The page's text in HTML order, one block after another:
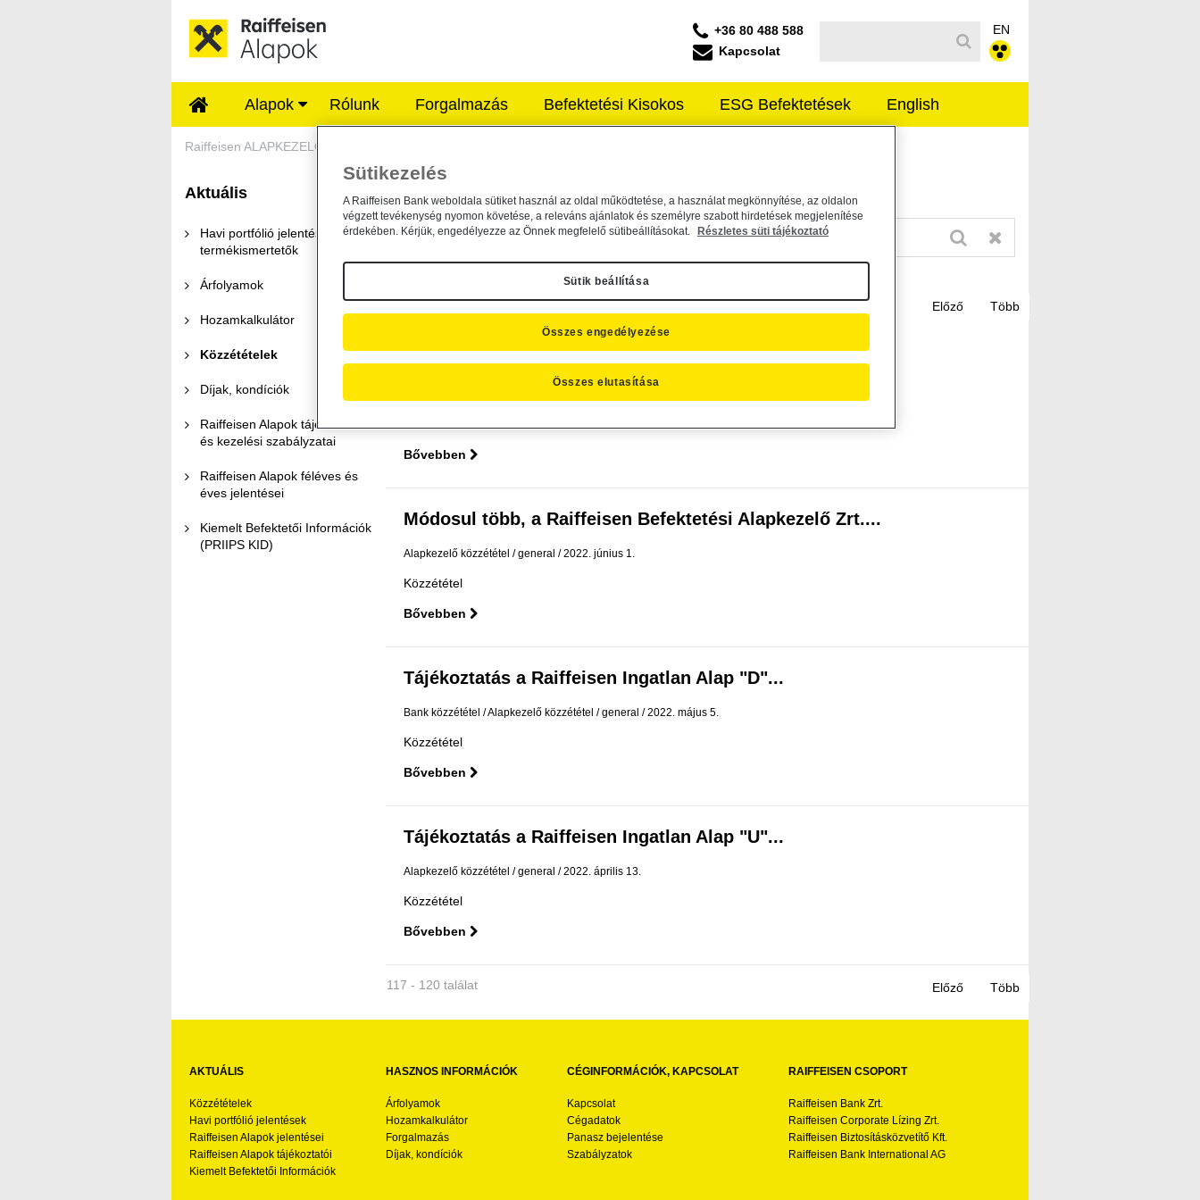
+36 80 488 588
Kapcsolat
EN
Alapok Rólunk Forgalmazás Befektetési Kisokos ESG Befektetések English
Közzétételek - Raiffeisen ALAPKEZELŐ
Raiffeisen ALAPKEZELŐ
Aktuális
Havi portfólió jelentések és
termékismertetők
Árfolyamok
Hozamkalkulátor
Közzétételek
Díjak, kondíciók
Raiffeisen Alapok tájékoztatói
és kezelési szabályzatai
Raiffeisen Alapok féléves és
éves jelentései
Kiemelt Befektetői Információk
(PRIIPS KID)
KÖZZÉTÉTELEK
117 - 120 találat
A Raiffeisen Befektetési Alapkezelő Zrt. tájékoztatása...
Bővebben
Módosul több, a Raiffeisen Befektetési Alapkezelő Zrt....
Alapkezelő közzététel general 2022. június 1.
Közzététel
Bővebben
Tájékoztatás a Raiffeisen Ingatlan Alap "D"...
Bank közzététel Alapkezelő közzététel general 2022. május 5.
Közzététel
Bővebben
Tájékoztatás a Raiffeisen Ingatlan Alap "U"...
Alapkezelő közzététel general 2022. április 13.
Közzététel
Bővebben
117 - 120 találat
AKTUÁLIS
Közzétételek
Havi portfólió jelentések
Raiffeisen Alapok jelentései
Raiffeisen Alapok tájékoztatói
Kiemelt Befektetői Információk
HASZNOS INFORMÁCIÓK
Árfolyamok
Hozamkalkulátor
Forgalmazás
Díjak, kondíciók
CÉGINFORMÁCIÓK, KAPCSOLAT
Kapcsolat
Cégadatok
Panasz bejelentése
Szabályzatok
RAIFFEISEN CSOPORT
Raiffeisen Bank Zrt.
Raiffeisen Corporate Lízing Zrt.
Raiffeisen Biztosításközvetítő Kft.
Raiffeisen Bank International AG
Sütikezelés
A Raiffeisen Bank weboldala sütiket használ az oldal működtetése, a használat megkönnyítése, az oldalon
végzett tevékenység nyomon követése, a releváns ajánlatok és személyre szabott hirdetések megjelenítése
érdekében. Kérjük, engedélyezze az Önnek megfelelő sütibeállításokat.
Részletes süti tájékoztató
Sütik beállítása
Összes elutasítása
Összes engedélyezése